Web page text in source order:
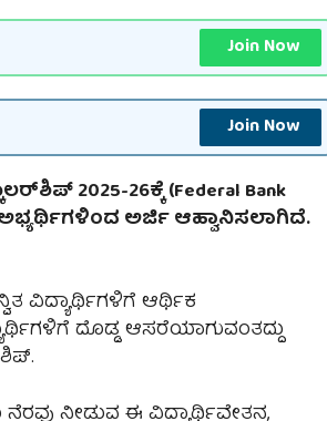
Join Now
Join Now
26ಕ್ಕೆ (Federal Bank
ಅಭ್ಯರ್ಥಿಗಳಿಂದ ಅರ್ಜಿ ಆಹ್ವಾನಿಸಲಾಗಿದೆ.
ವಿದ್ಯಾರ್ಥಿಗಳಿಗೆ ಆರ್ಥಿಕ
ದೊಡ್ಡ ಆಸರೆಯಾಗುವಂತದ್ದು